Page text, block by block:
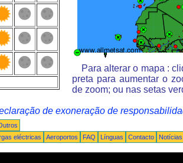
Para alterar o mapa :
preta para aumentar o
de zoom; ou nas setas
de exoneração de
eléctricas Aeroportos FAQ Línguas Contacto Notícias